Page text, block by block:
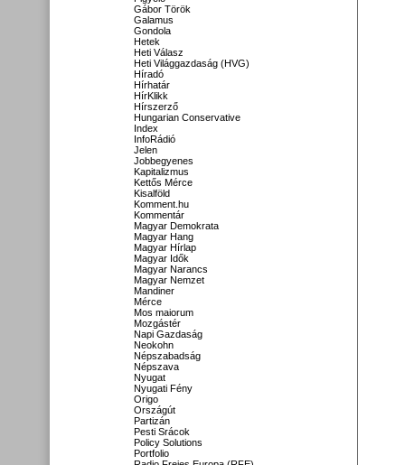
Gábor Török
Galamus
Gondola
Hetek
Heti Válasz
Heti Világgazdaság (HVG)
Híradó
Hírhatár
HírKlikk
Hírszerző
Hungarian Conservative
Index
InfoRádió
Jelen
Jobbegyenes
Kapitalizmus
Kettős Mérce
Kisalföld
Komment.hu
Kommentár
Magyar Demokrata
Magyar Hang
Magyar Hírlap
Magyar Idők
Magyar Narancs
Magyar Nemzet
Mandiner
Mérce
Mos maiorum
Mozgástér
Napi Gazdaság
Neokohn
Népszabadság
Népszava
Nyugat
Nyugati Fény
Origo
Országút
Partizán
Pesti Srácok
Policy Solutions
Portfolio